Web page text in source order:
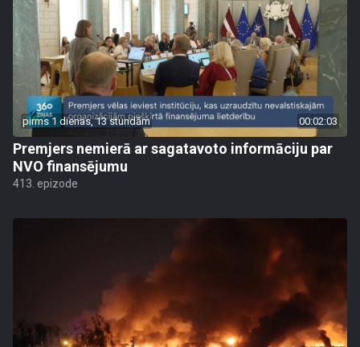
pirms 1 dienas, 13 stundām 00:02:03
Premjers nemierā ar sagatavoto informāciju par
NVO finansējumu
413. epizode